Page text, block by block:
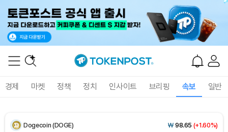
경제 마켓 정책 정치 인사이트 브리핑 속보 일반
XRP (XRP) ₩ 1,457(+1.37%)
Dogecoin (DOGE) ₩ 98.65 (+1.60%)